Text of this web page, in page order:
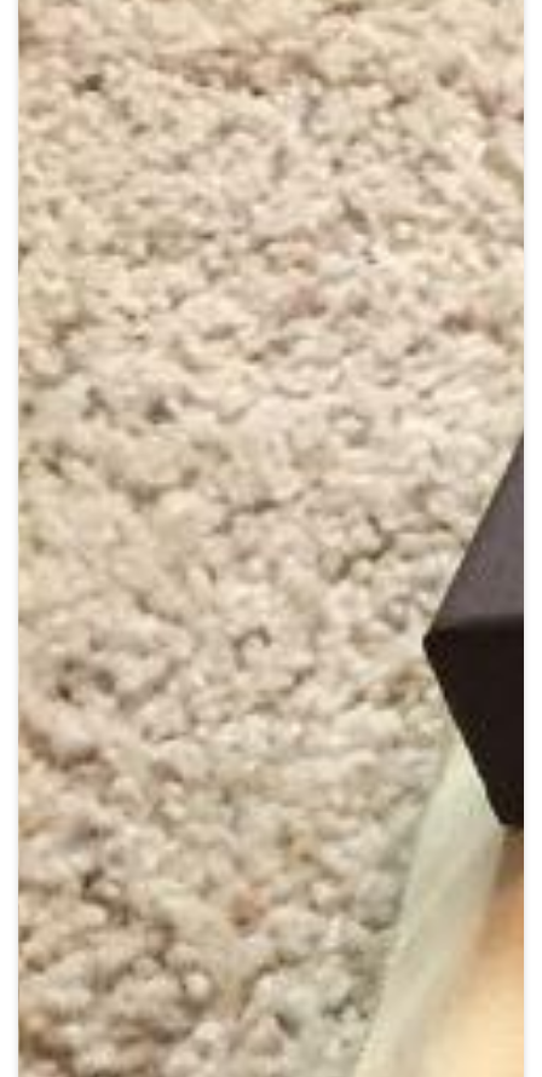
BROKERI
Crypto
Digital payments
TERMENUL ZILEI
Sustainability